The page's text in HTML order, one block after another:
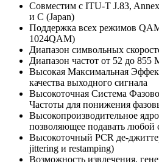
Совместим с ITU-T J.83,
и C (Japan)
Поддержка всех режимов
1024QAM)
Диапазон символьных
Диапазон частот от 52 до 855
Высокая Максимальная
качества выходного сигнала
Высокоточная Система
Частоты для понижения
Высокопроизводительное
позволяющее подавать любой
Высокоточный PCR де-
jittering и restamping)
Возможность извлечения,